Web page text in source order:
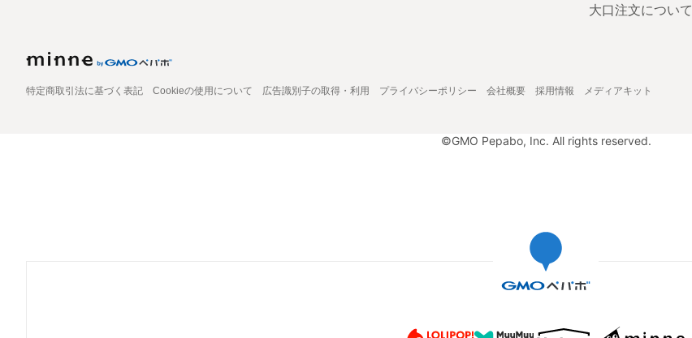
大口注文について
特定商取引法に基づく表記 Cookieの使用について 広告識別子の取得・利用 プライバシーポリシー 会社概要 採用情報 メディアキット
©GMO Pepabo, Inc. All rights reserved.